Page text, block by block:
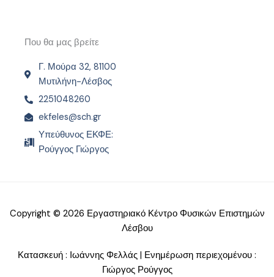
Που θα μας βρείτε
Γ. Μούρα 32, 81100
Μυτιλήνη-Λέσβος
2251048260
ekfeles@sch.gr
Υπεύθυνος ΕΚΦΕ:
Ρούγγος Γιώργος
Copyright © 2026 Εργαστηριακό Κέντρο Φυσικών Επιστημών
Λέσβου
Κατασκευή : Ιωάννης Φελλάς | Ενημέρωση περιεχομένου :
Γιώργος Ρούγγος